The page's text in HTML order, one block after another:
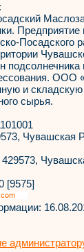
Посадского
и
сырья.
Чувашская
429573,
[9575]